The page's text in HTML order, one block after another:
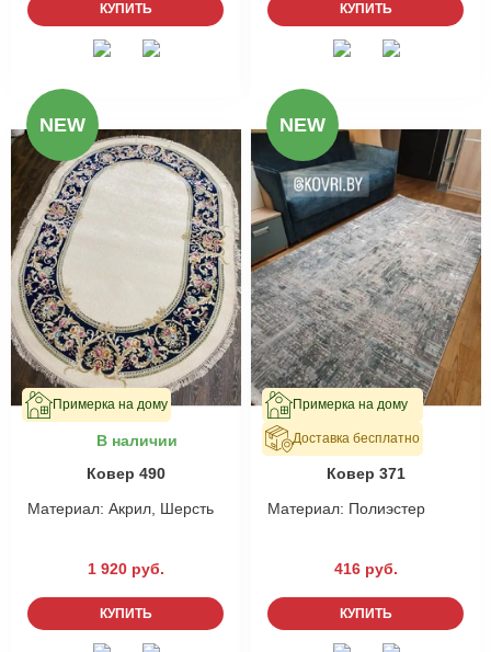
КУПИТЬ КУПИТЬ
NEW
Примерка на дому
В наличии
Ковер 490
Материал: Акрил, Шерсть
1 920 руб.
КУПИТЬ
NEW
Примерка на дому
Доставка бесплатно
В наличии
Ковер 371
Материал: Полиэстер
416 руб.
КУПИТЬ